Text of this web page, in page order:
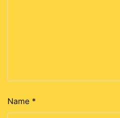
Name *